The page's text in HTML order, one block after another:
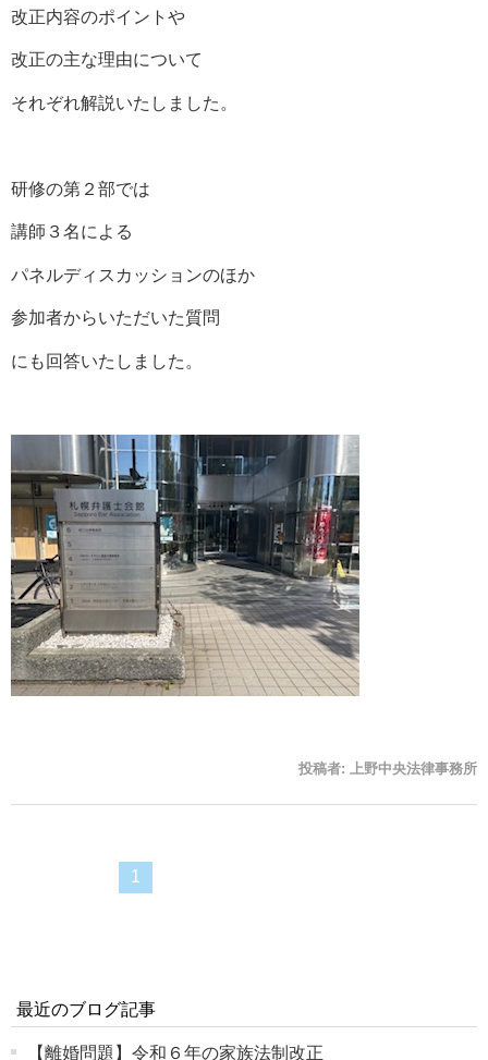
改正内容のポイントや
改正の主な理由について
それぞれ解説いたしました。
研修の第２部では
講師３名による
パネルディスカッションのほか
参加者からいただいた質問
にも回答いたしました。
投稿者: 上野中央法律事務所
1
最近のブログ記事
【離婚問題】令和６年の家族法制改正